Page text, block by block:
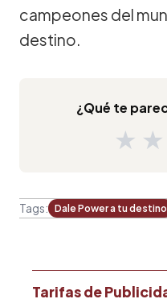
campeones del
destino.
¿Qué te
★ ★
Tags: Dale Power a tu destino
Tarifas de